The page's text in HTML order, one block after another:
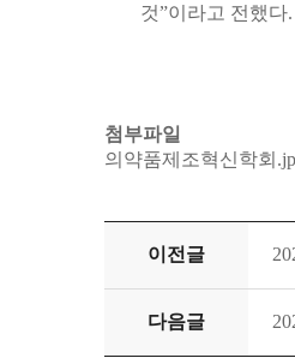
것”이라고 전했다.
첨부파일
의약품제조혁신학회
이전글
다음글